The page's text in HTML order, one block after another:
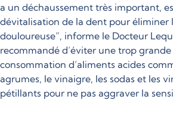
a un déchaussement très important,
dévitalisation de la dent pour éliminer
douloureuse”, informe le Docteur
recommandé d’éviter une trop grande
consommation d’aliments acides
agrumes, le vinaigre, les sodas et les
pétillants pour ne pas aggraver la